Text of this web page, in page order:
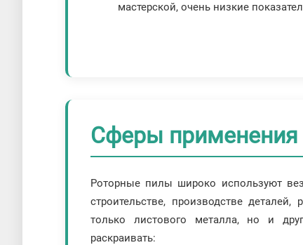
мастерской, очень низкие
Сферы применения
Роторные пилы широко используют
строительстве, производстве
только листового металла, но и
раскраивать: